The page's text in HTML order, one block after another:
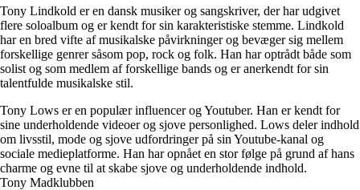
Tony Lindkold er en dansk musiker og sangskriver, der har udgivet
flere soloalbum og er kendt for sin karakteristiske stemme. Lindkold
har en bred vifte af musikalske påvirkninger og bevæger sig mellem
forskellige genrer såsom pop, rock og folk. Han har optrådt både som
solist og som medlem af forskellige bands og er anerkendt for sin
talentfulde musikalske stil.
Tony Lows er en populær influencer og Youtuber. Han er kendt for
sine underholdende videoer og sjove personlighed. Lows deler indhold
om livsstil, mode og sjove udfordringer på sin Youtube-kanal og
sociale medieplatforme. Han har opnået en stor følge på grund af hans
charme og evne til at skabe sjove og underholdende indhold.
Tony Madklubben